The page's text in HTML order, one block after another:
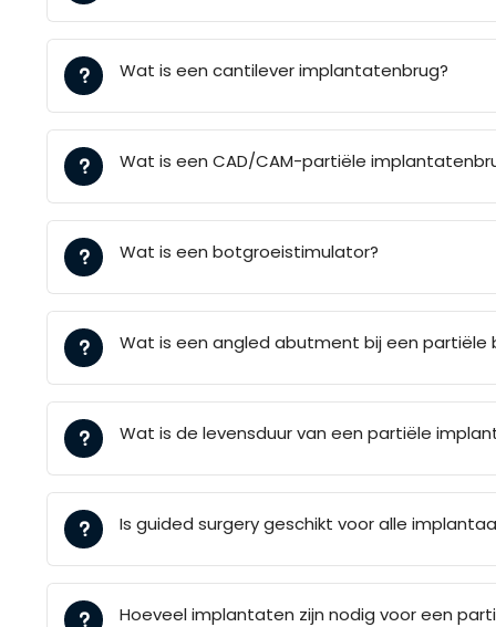
Wat is een cantilever implantatenbrug?
Wat is een CAD/CAM-partiële
Wat is een botgroeistimulator?
Wat is een angled abutment bij een partiële
Wat is de levensduur van een partiële
Is guided surgery geschikt voor alle
Hoeveel implantaten zijn nodig voor een